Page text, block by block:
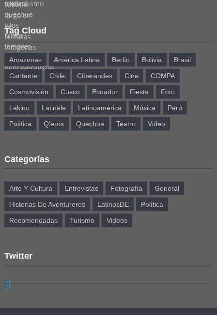
Tag Cloud
Amazonas América Latina Berlín Bolivia Brasil
Cantante Chile Ciberandes Cine COMPA
Cosmovisión Cusco Ecuador Fiesta Foto
Lakino Latinale Latinoamérica Música Perú
Política Q'eros Quechua Teatro Video
Categorías
Arte Y Cultura Entrevistas Fotografía General
Historias De Aventureros LatinosDE Política
Recomendadas Turismo Videos
Twitter